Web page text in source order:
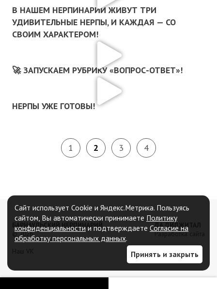
В НАШЕМ НЕРПИНАРИИ ЖИВУТ ТРИ
УДИВИТЕЛЬНЫЕ НЕРПЫ, И КАЖДАЯ — СО
СВОИМ ХАРАКТЕРОМ!
🚀 ЗАПУСКАЕМ РУБРИКУ «ВОПРОС-ОТВЕТ»!
НЕРПЫ УЖЕ ГОТОВЫ!
1 2 3 4
БАРНАУЛЬСКИЙ НЕРПИНАРИЙ
© 2026
ДА ДИДЖИТАЛ
Разработка сайта
Сайт использует Cookie и Яндекс.Метрика. Пользуясь
сайтом, Вы автоматически принимаете Политику
конфиденциальности и подтверждаете Согласие на
обработку персональных данных.
Принять и закрыть